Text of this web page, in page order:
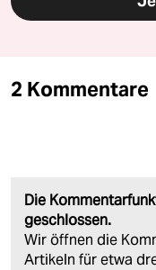
2 Kommentare
Die
geschlossen.
Wir öffnen die
Artikeln für etwa